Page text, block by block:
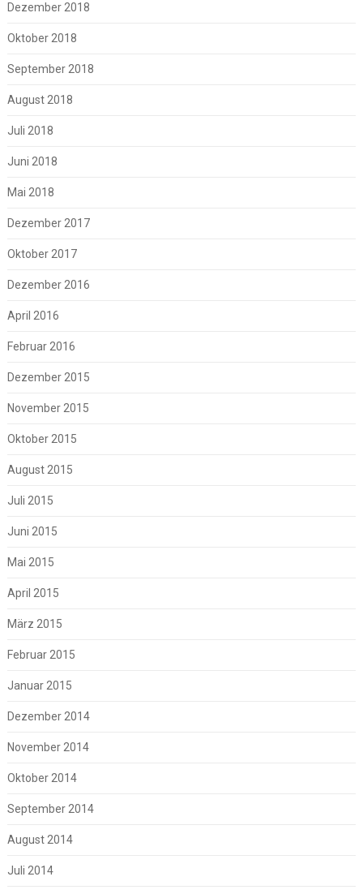
Dezember 2018
Oktober 2018
September 2018
August 2018
Juli 2018
Juni 2018
Mai 2018
Dezember 2017
Oktober 2017
Dezember 2016
April 2016
Februar 2016
Dezember 2015
November 2015
Oktober 2015
August 2015
Juli 2015
Juni 2015
Mai 2015
April 2015
März 2015
Februar 2015
Januar 2015
Dezember 2014
November 2014
Oktober 2014
September 2014
August 2014
Juli 2014